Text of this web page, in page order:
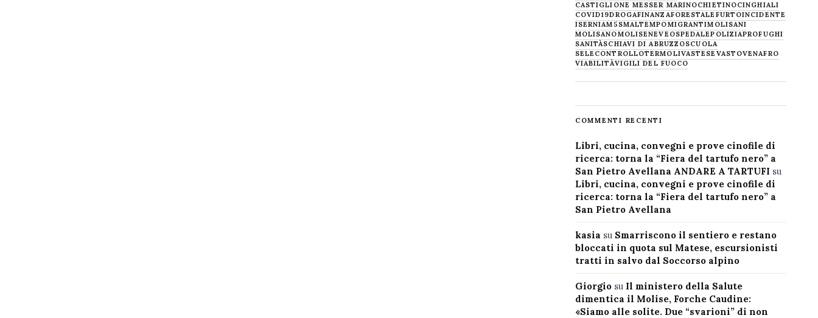
CASTIGLIONE MESSER MARINOCHIETINOCINGHIALI
COVID19DROGAFINANZAFORESTALE FURTOINCIDENTE
ISERNIAM5SMALTEMPOMIGRANTIMOLISANI
MOLISANOMOLISENEVE OSPEDALEPOLIZIAPROFUGHI
SANITÀSCHIAVI DI ABRUZZOSCUOLA
SELECONTROLLOTERMOLIVASTESE VASTOVENAFRO
VIABILITÀVIGILI DEL FUOCO
COMMENTI RECENTI
Libri, cucina, convegni e prove cinofile di
ricerca: torna la “Fiera del tartufo nero” a
San Pietro Avellana ANDARE A TARTUFI su
Libri, cucina, convegni e prove cinofile di
ricerca: torna la “Fiera del tartufo nero” a
San Pietro Avellana
kasia su Smarriscono il sentiero e restano
bloccati in quota sul Matese, escursionisti
tratti in salvo dal Soccorso alpino
Giorgiosu Il ministero della Salute
dimentica il Molise, Forche Caudine:
«Siamo alle solite. Due “svarioni” di non